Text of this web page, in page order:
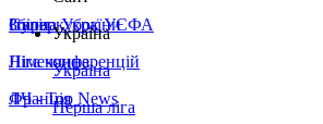
Збірна України
Італія
Німеччина
Франція
Суперкубок УЄФА
Ліга конференцій
ЛЧ - Top News
Україна
Україна
Перша ліга